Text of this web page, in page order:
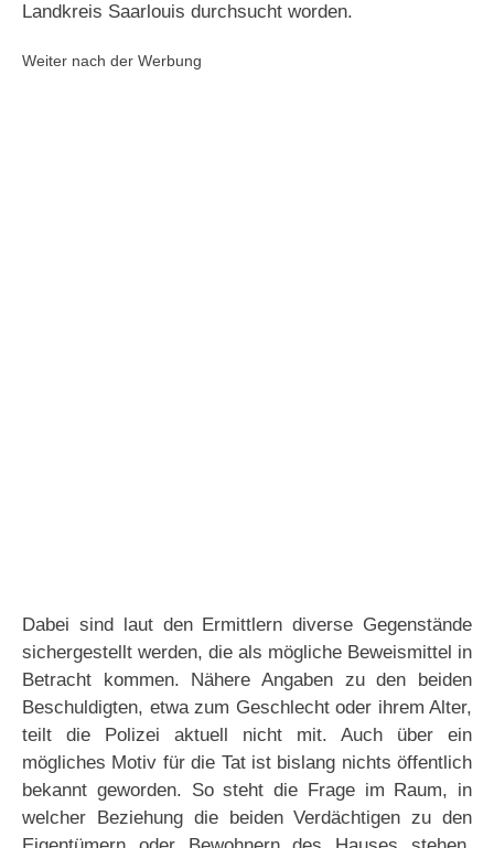
Landkreis Saarlouis durchsucht worden.
Weiter nach der Werbung
Dabei sind laut den Ermittlern diverse Gegenstände
sichergestellt werden, die als mögliche Beweismittel in
Betracht kommen. Nähere Angaben zu den beiden
Beschuldigten, etwa zum Geschlecht oder ihrem Alter,
teilt die Polizei aktuell nicht mit. Auch über ein
mögliches Motiv für die Tat ist bislang nichts öffentlich
bekannt geworden. So steht die Frage im Raum, in
welcher Beziehung die beiden Verdächtigen zu den